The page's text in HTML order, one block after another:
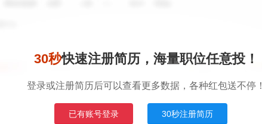
30秒快速注册简历，海量职位任意投！
登录或注册简历后可以查看更多数据，各种红包送不停！
已有账号登录 30秒注册简历